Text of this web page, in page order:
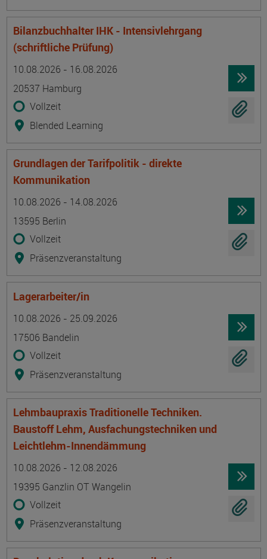
Bilanzbuchhalter IHK - Intensivlehrgang
(schriftliche Prüfung)
10.08.2026 - 16.08.2026
20537 Hamburg
Vollzeit
Blended Learning
Grundlagen der Tarifpolitik - direkte
Kommunikation
10.08.2026 - 14.08.2026
13595 Berlin
Vollzeit
Präsenzveranstaltung
Lagerarbeiter/in
10.08.2026 - 25.09.2026
17506 Bandelin
Vollzeit
Präsenzveranstaltung
Lehmbaupraxis Traditionelle Techniken.
Baustoff Lehm, Ausfachungstechniken und
Leichtlehm-Innendämmung
10.08.2026 - 12.08.2026
19395 Ganzlin OT Wangelin
Vollzeit
Präsenzveranstaltung